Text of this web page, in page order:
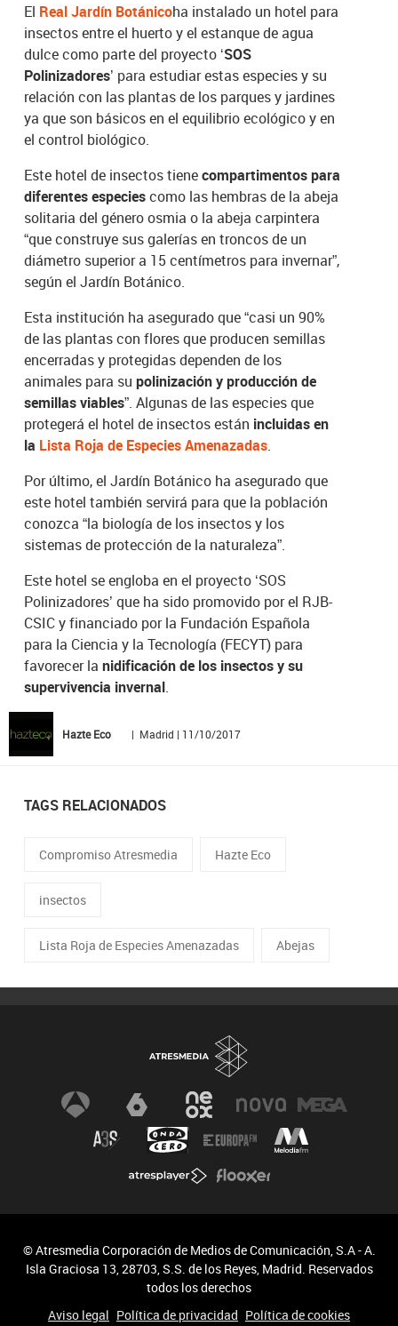
El Real Jardín Botánicoha instalado un hotel para
insectos entre el huerto y el estanque de agua
dulce como parte del proyecto ‘SOS
Polinizadores’ para estudiar estas especies y su
relación con las plantas de los parques y jardines
ya que son básicos en el equilibrio ecológico y en
el control biológico.
Este hotel de insectos tienecompartimentos para
diferentes especiescomo las hembras de la abeja
solitaria del género osmia o la abeja carpintera
“que construye sus galerías en troncos de un
diámetro superior a 15 centímetros para invernar”,
según el Jardín Botánico.
Esta institución ha asegurado que “casi un 90%
de las plantas con flores que producen semillas
encerradas y protegidas dependen de los
animales para supolinización y producción de
semillas viables”. Algunas de las especies que
protegerá el hotel de insectos están incluidas en
la Lista Roja de Especies Amenazadas.
Por último, el Jardín Botánico ha asegurado que
este hotel también servirá para que la población
conozca “la biología de los insectos y los
sistemas de protección de la naturaleza”.
Este hotel se engloba en el proyecto ‘SOS
Polinizadores’ que ha sido promovido por el RJB-
CSIC y financiado por la Fundación Española
para la Ciencia y la Tecnología (FECYT) para
favorecer lanidificación de los insectos y su
supervivencia invernal.
Hazte Eco | Madrid | 11/10/2017
TAGS RELACIONADOS
Compromiso Atresmedia Hazte Eco
insectos
Lista Roja de Especies Amenazadas Abejas
© Atresmedia Corporación de Medios de Comunicación, S.A - A.
Isla Graciosa 13, 28703, S.S. de los Reyes, Madrid. Reservados
todos los derechos
Aviso legal Política de privacidad Política de cookies